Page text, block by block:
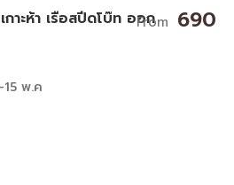
กาะห้า เรือสปีดโบ๊ท ออก
From 690
พ.ค